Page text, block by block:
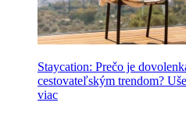
Staycation: Prečo je
cestovateľským trendom?
viac